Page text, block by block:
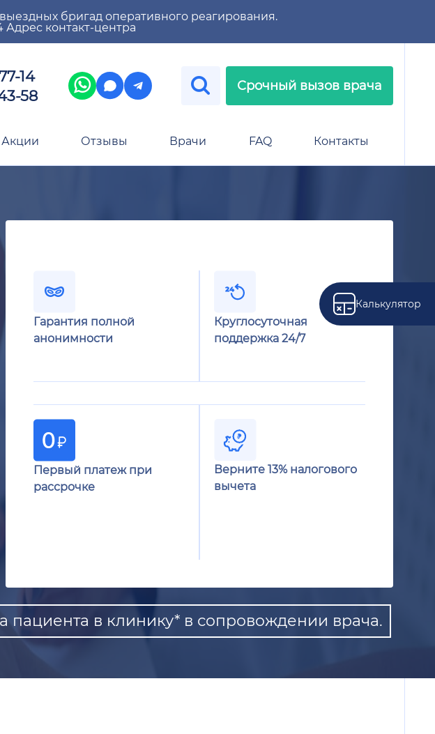
бригад оперативного реагирования.
контакт-центра
14
58
Срочный вызов врача
Акции Отзывы Врачи FAQ Контакты
Калькулятор
в клинику* в сопровождении врача.
Гарантия полной
анонимности
Круглосуточная
поддержка 24/7
Первый платеж при
рассрочке
Верните 13% налогового
вычета